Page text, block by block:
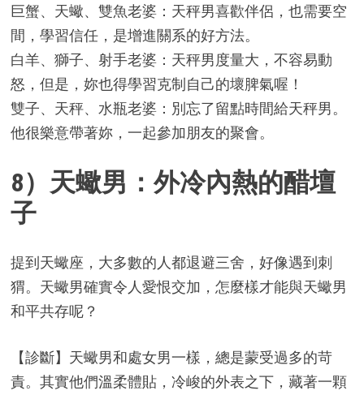
巨蟹、天蠍、雙魚老婆：天秤男喜歡伴侶，也需要空
間，學習信任，是增進關系的好方法。
白羊、獅子、射手老婆：天秤男度量大，不容易動
怒，但是，妳也得學習克制自己的壞脾氣喔！
雙子、天秤、水瓶老婆：別忘了留點時間給天秤男。
他很樂意帶著妳，一起參加朋友的聚會。
8）天蠍男：外冷內熱的醋壇
子
提到天蠍座，大多數的人都退避三舍，好像遇到刺
猬。天蠍男確實令人愛恨交加，怎麼樣才能與天蠍男
和平共存呢？
【診斷】天蠍男和處女男一樣，總是蒙受過多的苛
責。其實他們溫柔體貼，冷峻的外表之下，藏著一顆